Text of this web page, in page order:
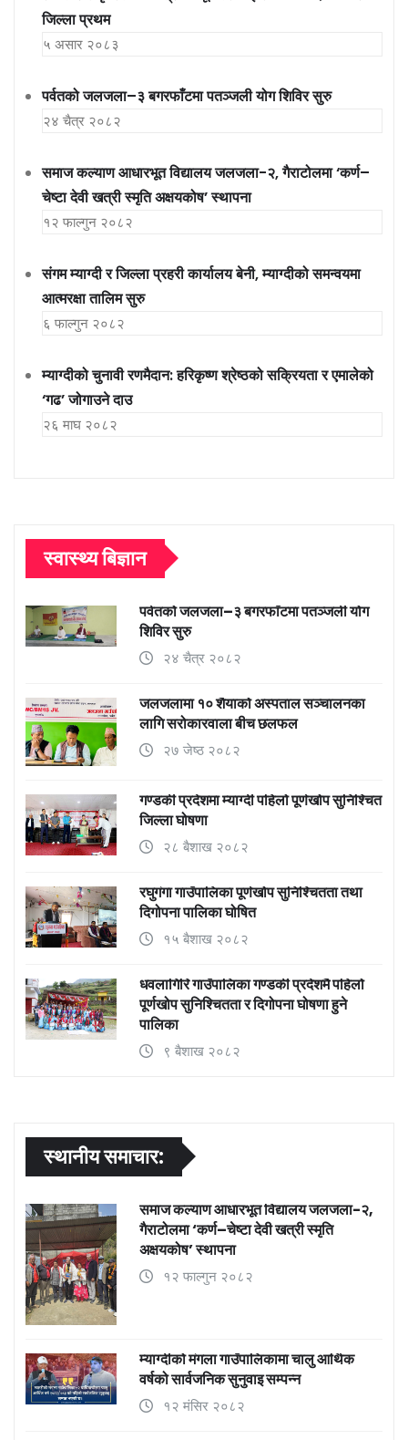
जिल्ला प्रथम
५ असार २०८३
पर्वतको जलजला–३ बगरफाँटमा पतञ्जली योग शिविर सुरु
२४ चैत्र २०८२
समाज कल्याण आधारभूत विद्यालय जलजला-२, गैराटोलमा ‘कर्ण–
चेष्टा देवी खत्री स्मृति अक्षयकोष’ स्थापना
१२ फाल्गुन २०८२
संगम म्याग्दी र जिल्ला प्रहरी कार्यालय बेनी, म्याग्दीको समन्वयमा
आत्मरक्षा तालिम सुरु
६ फाल्गुन २०८२
म्याग्दीको चुनावी रणमैदान: हरिकृष्ण श्रेष्ठको सक्रियता र एमालेको
‘गढ’ जोगाउने दाउ
२६ माघ २०८२
स्वास्थ्य बिज्ञान
पर्वतको जलजला–३ बगरफाँटमा पतञ्जली योग
शिविर सुरु
२४ चैत्र २०८२
जलजलामा १० शैयाको अस्पताल सञ्चालनका
लागि सरोकारवाला बीच छलफल
२७ जेष्ठ २०८२
गण्डकी प्रदेशमा म्याग्दी पहिलो पूर्णखोप सुनिश्चित
जिल्ला घोषणा
२८ बैशाख २०८२
रघुगंगा गाउँपालिका पूर्णखोप सुनिश्चितता तथा
दिगोपना पालिका घोषित
१५ बैशाख २०८२
धवलागिरि गाउँपालिका गण्डकी प्रदेशमै पहिलो
पूर्णखोप सुनिश्चितता र दिगोपना घोषणा हुने
पालिका
९ बैशाख २०८२
स्थानीय समाचार:
समाज कल्याण आधारभूत विद्यालय जलजला-२,
गैराटोलमा ‘कर्ण–चेष्टा देवी खत्री स्मृति
अक्षयकोष’ स्थापना
१२ फाल्गुन २०८२
म्याग्दीको मंगला गाउँपालिकामा चालु आर्थिक
वर्षको सार्वजनिक सुनुवाइ सम्पन्न
१२ मंसिर २०८२